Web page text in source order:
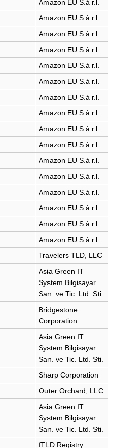
Amazon EU S.à r.l.
Amazon EU S.à r.l.
Amazon EU S.à r.l.
Amazon EU S.à r.l.
Amazon EU S.à r.l.
Amazon EU S.à r.l.
Amazon EU S.à r.l.
Amazon EU S.à r.l.
Amazon EU S.à r.l.
Amazon EU S.à r.l.
Amazon EU S.à r.l.
Amazon EU S.à r.l.
Amazon EU S.à r.l.
Amazon EU S.à r.l.
Amazon EU S.à r.l.
Amazon EU S.à r.l.
Travelers TLD, LLC
Asia Green IT
System Bilgisayar
San. ve Tic. Ltd. Sti.
Bridgestone
Corporation
Asia Green IT
System Bilgisayar
San. ve Tic. Ltd. Sti.
Sharp Corporation
Outer Orchard, LLC
Asia Green IT
System Bilgisayar
San. ve Tic. Ltd. Sti.
fTLD Registry